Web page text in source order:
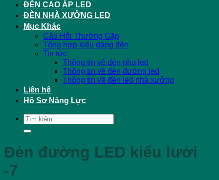
ĐÈN CAO ÁP LED
ĐÈN NHÀ XƯỞNG LED
Mục Khác
Câu Hỏi Thường Gặp
Tổng hợp kiểu dáng đèn
Tin tức
Thông tin về đèn pha led
Thông tin về đèn đường led
Thông tin về đèn led nhà xưởng
Liên hệ
Hồ Sơ Năng Lực
Tìm
kiếm:
Đèn đường LED kiểu lưới
-7